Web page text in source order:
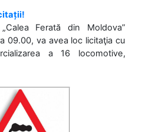
Ferată din Moldova”
09.00, va avea loc licitaţia cu
a 16 locomotive,